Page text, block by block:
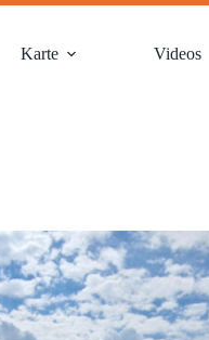
Karte Videos